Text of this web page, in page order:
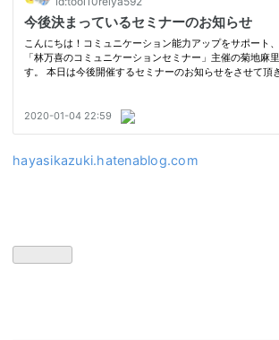
hayasikazuki.hatenablog.com